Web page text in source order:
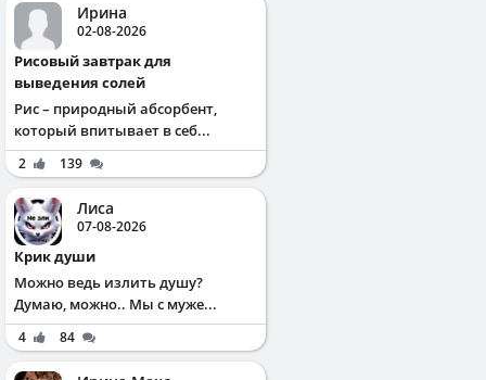
Ирина
02-08-2026
Рисовый завтрак для
выведения солей
Рис – природный абсорбент,
который впитывает в себ...
2 139
Лиса
07-08-2026
Крик души
Можно ведь излить душу?
Думаю, можно.. Мы с муже...
4 84